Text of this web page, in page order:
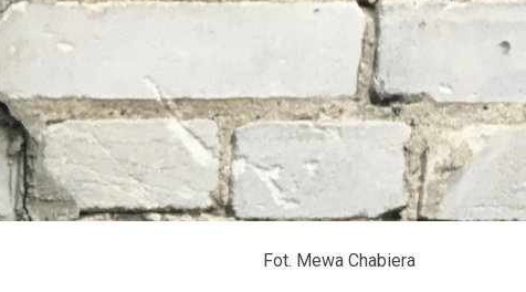
Fot. Mewa Chabiera